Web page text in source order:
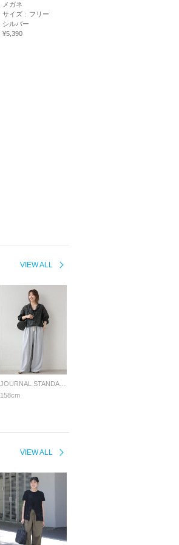
メガネ
サイズ : フリー
シルバー
¥5,390
VIEW ALL
158cm
VIEW ALL